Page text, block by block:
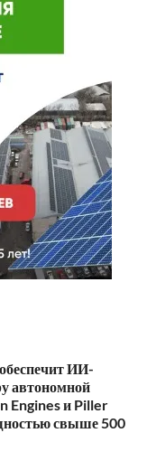
ИИ-
автономной
Engines и Piller
свыше 500